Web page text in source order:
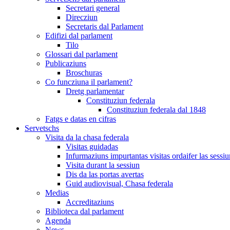
Secretari general
Direcziun
Secretaris dal Parlament
Edifizi dal parlament
Tilo
Glossari dal parlament
Publicaziuns
Broschuras
Co funcziuna il parlament?
Dretg parlamentar
Constituziun federala
Constituziun federala dal 1848
Fatgs e datas en cifras
Servetschs
Visita da la chasa federala
Visitas guidadas
Infurmaziuns impurtantas visitas ordaifer las
Visita durant la sessiun
Dis da las portas avertas
Guid audiovisual, Chasa federala
Medias
Accreditaziuns
Biblioteca dal parlament
Agenda